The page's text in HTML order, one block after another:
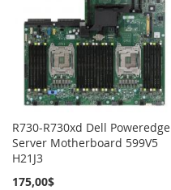
LISTE
D’ENVIE
R730-R730xd Dell Poweredge
Server Motherboard 599V5
H21J3
175,00$